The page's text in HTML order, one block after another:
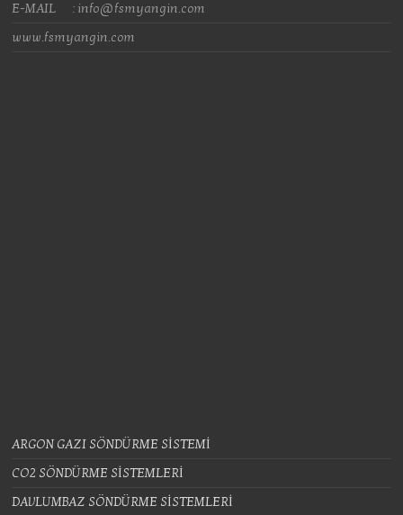
E-MAIL : info@fsmyangin.com
www.fsmyangin.com
ARGON GAZI SÖNDÜRME SİSTEMİ
CO2 SÖNDÜRME SİSTEMLERİ
DAVLUMBAZ SÖNDÜRME SİSTEMLERİ